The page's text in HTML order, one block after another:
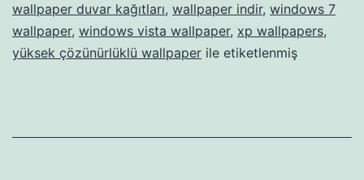
wallpaper duvar kağıtları, wallpaper indir, windows 7
wallpaper, windows vista wallpaper, xp wallpapers,
yüksek çözünürlüklü wallpaper ile etiketlenmiş